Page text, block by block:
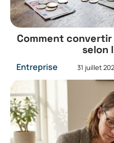
Comment
selon
Entreprise 31 juillet